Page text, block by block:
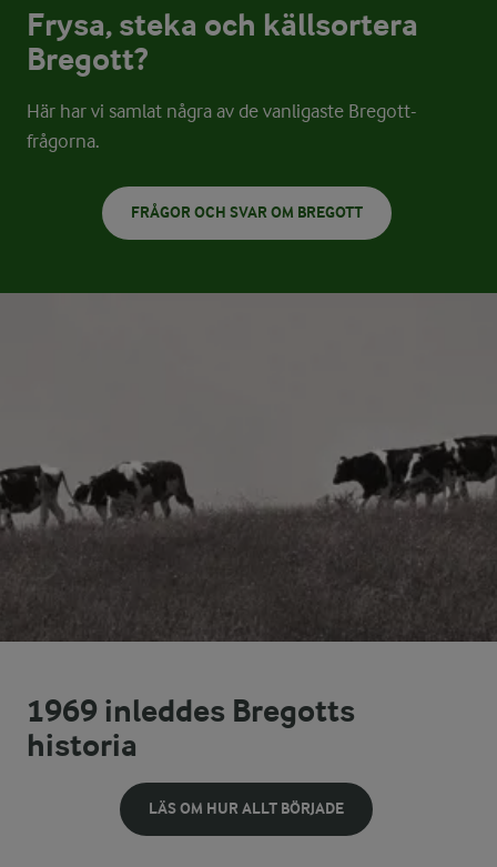
Frysa, steka och källsortera
Bregott?
Här har vi samlat några av de vanligaste Bregott-
frågorna.
FRÅGOR OCH SVAR OM BREGOTT
1969 inleddes Bregotts
historia
LÄS OM HUR ALLT BÖRJADE